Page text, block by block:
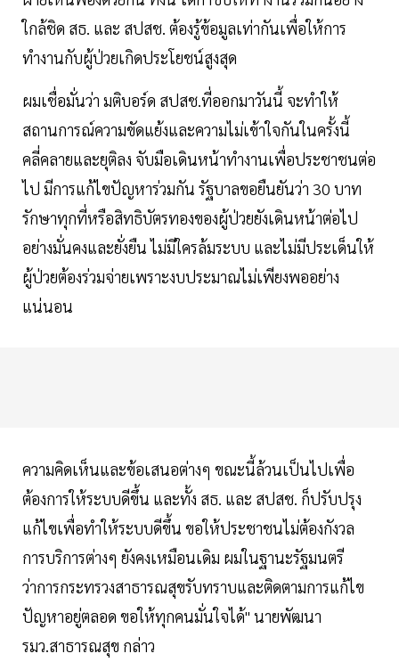
ใกล้ชิด สธ. และ สปสช. ต้องรู้ข้อมูลเท่ากันเพื่อให้การ
ทำงานกับผู้ป่วยเกิดประโยชน์สูงสุด
ผมเชื่อมั่นว่า มติบอร์ด สปสช.ที่ออกมาวันนี้ จะทำให้
สถานการณ์ความขัดแย้งและความไม่เข้าใจกันในครั้งนี้
คลี่คลายและยุติลง จับมือเดินหน้าทำงานเพื่อประชาชนต่อ
ไป มีการแก้ไขปัญหาร่วมกัน รัฐบาลขอยืนยันว่า 30 บาท
รักษาทุกที่หรือสิทธิบัตรทองของผู้ป่วยยังเดินหน้าต่อไป
อย่างมั่นคงและยั่งยืน ไม่มีใครล้มระบบ และไม่มีประเด็นให้
ผู้ป่วยต้องร่วมจ่ายเพราะงบประมาณไม่เพียงพออย่าง
แน่นอน
ความคิดเห็นและข้อเสนอต่างๆ ขณะนี้ล้วนเป็นไปเพื่อ
ต้องการให้ระบบดีขึ้น และทั้ง สธ. และ สปสช. ก็ปรับปรุง
แก้ไขเพื่อทำให้ระบบดีขึ้น ขอให้ประชาชนไม่ต้องกังวล
การบริการต่างๆ ยังคงเหมือนเดิม ผมในฐานะรัฐมนตรี
ว่าการกระทรวงสาธารณสุขรับทราบและติดตามการแก้ไข
ปัญหาอยู่ตลอด ขอให้ทุกคนมั่นใจได้" นายพัฒนา
รมว.สาธารณสุข กล่าว